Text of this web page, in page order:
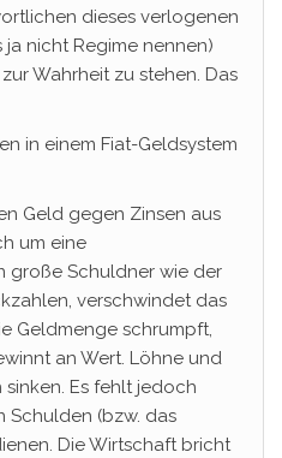
dieses verlogenen
ja nicht Regime nennen)
Wahrheit zu stehen. Das
in einem Fiat-Geldsystem
Geld gegen Zinsen aus
um eine
große Schuldner wie der
verschwindet das
Geldmenge schrumpft,
an Wert. Löhne und
Es fehlt jedoch
Schulden (bzw. das
Die Wirtschaft bricht